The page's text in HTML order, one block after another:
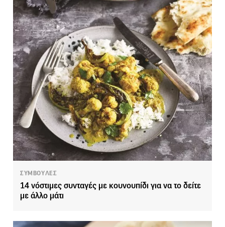
ΣΥΜΒΟΥΛΕΣ
14 νόστιμες συνταγές με κουνουπίδι για να το δείτε
με άλλο μάτι